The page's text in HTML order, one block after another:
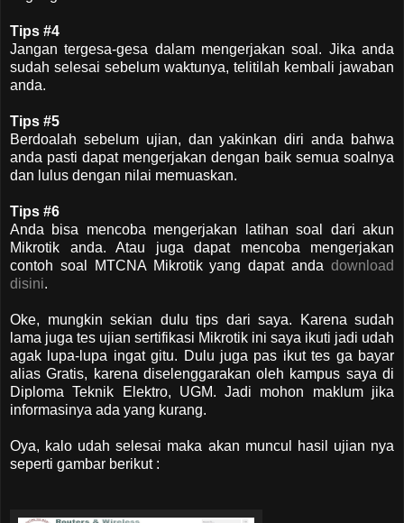
Tips #4
Jangan tergesa-gesa dalam mengerjakan soal. Jika anda
sudah selesai sebelum waktunya, telitilah kembali jawaban
anda.
Tips #5
Berdoalah sebelum ujian, dan yakinkan diri anda bahwa
anda pasti dapat mengerjakan dengan baik semua soalnya
dan lulus dengan nilai memuaskan.
Tips #6
Anda bisa mencoba mengerjakan latihan soal dari akun
Mikrotik anda. Atau juga dapat mencoba mengerjakan
contoh soal MTCNA Mikrotik yang dapat anda download
disini.
Oke, mungkin sekian dulu tips dari saya. Karena sudah
lama juga tes ujian sertifikasi Mikrotik ini saya ikuti jadi udah
agak lupa-lupa ingat gitu. Dulu juga pas ikut tes ga bayar
alias Gratis, karena diselenggarakan oleh kampus saya di
Diploma Teknik Elektro, UGM. Jadi mohon maklum jika
informasinya ada yang kurang.
Oya, kalo udah selesai maka akan muncul hasil ujian nya
seperti gambar berikut :